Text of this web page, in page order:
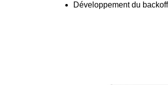
Développement du